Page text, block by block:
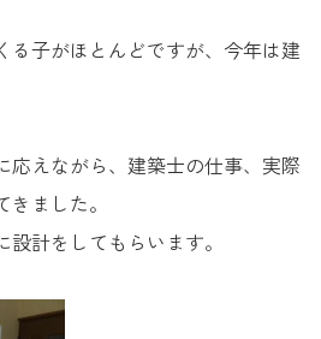
27-2157
る子がほとんどですが、今年は建
応えながら、建築士の仕事、実際
ました。
計をしてもらいます。